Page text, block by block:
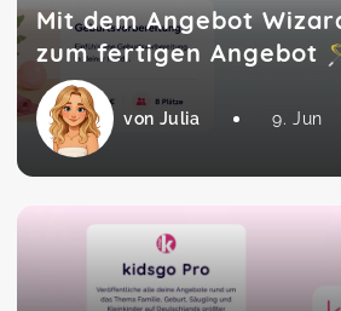
Mit dem Angebot
zum fertigen Angebot
von Julia 9. Jun